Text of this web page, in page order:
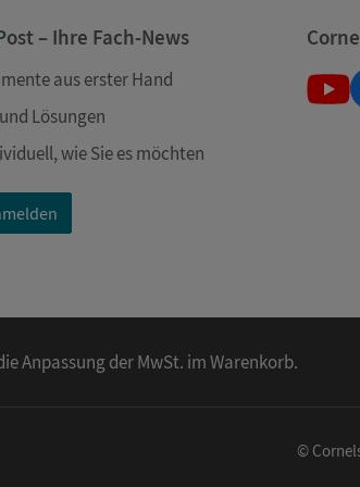
– Ihre Fach-News
aus erster Hand
Lösungen
wie Sie es möchten
Anpassung der MwSt. im Warenkorb.
©